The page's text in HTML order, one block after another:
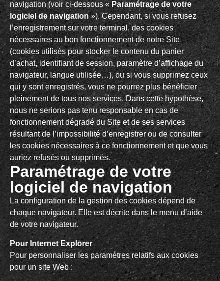
navigation (voir ci-dessous « Paramétrage de votre
logiciel de navigation»). Cependant, si vous refusez
l’enregistrement sur votre terminal, des cookies
nécessaires au bon fonctionnement de notre Site
(cookies utilisés pour stocker le contenu du panier
d’achat, identifiant de session, paramètre d’affichage du
navigateur, langue utilisée…), ou si vous supprimez ceux
qui y sont enregistrés, vous ne pourrez plus bénéficier
pleinement de tous nos services. Dans cette hypothèse,
nous ne serions pas tenu responsable en cas de
fonctionnement dégradé du Site et de ses services
résultant de l’impossibilité d’enregistrer ou de consulter
les cookies nécessaires à ce fonctionnement et que vous
auriez refusés ou supprimés.
Paramétrage de votre
logiciel de navigation
La configuration de la gestion des cookies dépend de
chaque navigateur. Elle est décrite dans le menu d’aide
de votre navigateur.
Pour Internet Explorer
Pour personnaliser les paramètres relatifs aux cookies
pour un site Web :